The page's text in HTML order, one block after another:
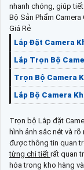
nhanh chóng, giúp
Bộ Sản Phẩm
Giá Rẻ
Lắp Đặt Camera
Lắp Trọn Bộ
Trọn Bộ Camera
Lắp Bộ Camera
Trọn bộ Lắp đặt
hình ảnh sắc nét và
được thông tin quan
từng chi tiết rất quan
hóa trong kho hàng